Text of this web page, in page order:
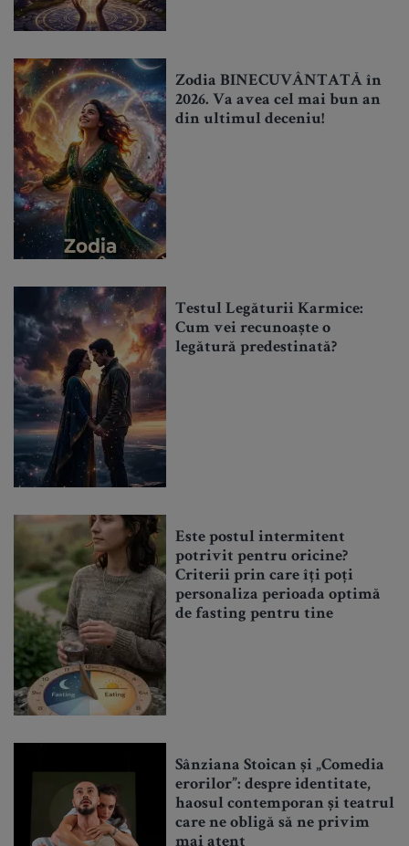
Zodia BINECUVÂNTATĂ în
2026. Va avea cel mai bun an
din ultimul deceniu!
Testul Legăturii Karmice:
Cum vei recunoaște o
legătură predestinată?
Este postul intermitent
potrivit pentru oricine?
Criterii prin care îți poți
personaliza perioada optimă
de fasting pentru tine
Sânziana Stoican și „Comedia
erorilor”: despre identitate,
haosul contemporan și teatrul
care ne obligă să ne privim
mai atent